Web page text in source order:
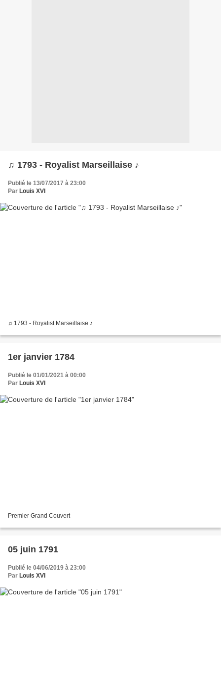
♫ 1793 - Royalist Marseillaise ♪
Publié le 13/07/2017 à 23:00
Par Louis XVI
♫ 1793 - Royalist Marseillaise ♪
1er janvier 1784
Publié le 01/01/2021 à 00:00
Par Louis XVI
Premier Grand Couvert
05 juin 1791
Publié le 04/06/2019 à 23:00
Par Louis XVI